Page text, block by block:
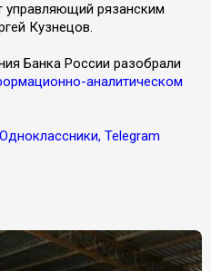
управляющий рязанским
Кузнецов.
Банка России разобрали
аналитическом
Telegram